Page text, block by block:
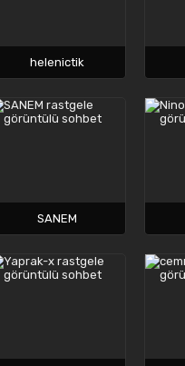
helenictik
SANEM